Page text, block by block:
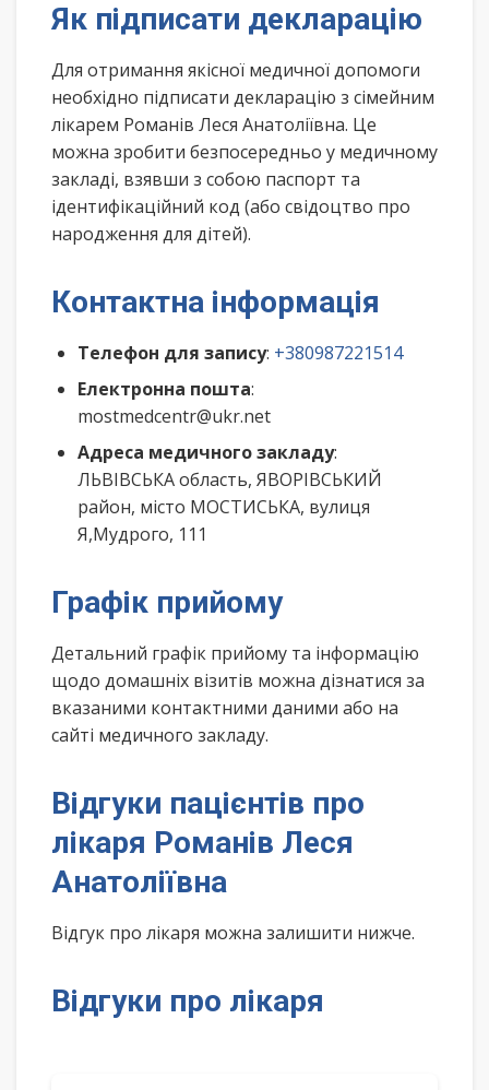
Як підписати декларацію
Для отримання якісної медичної допомоги
необхідно підписати декларацію з сімейним
лікарем Романів Леся Анатоліївна. Це
можна зробити безпосередньо у медичному
закладі, взявши з собою паспорт та
ідентифікаційний код (або свідоцтво про
народження для дітей).
Контактна інформація
Телефон для запису: +380987221514
Електронна пошта:
mostmedcentr@ukr.net
Адреса медичного закладу:
ЛЬВІВСЬКА область, ЯВОРІВСЬКИЙ
район, місто МОСТИСЬКА, вулиця
Я,Мудрого, 111
Графік прийому
Детальний графік прийому та інформацію
щодо домашніх візитів можна дізнатися за
вказаними контактними даними або на
сайті медичного закладу.
Відгуки пацієнтів про
лікаря Романів Леся
Анатоліївна
Відгук про лікаря можна залишити нижче.
Відгуки про лікаря